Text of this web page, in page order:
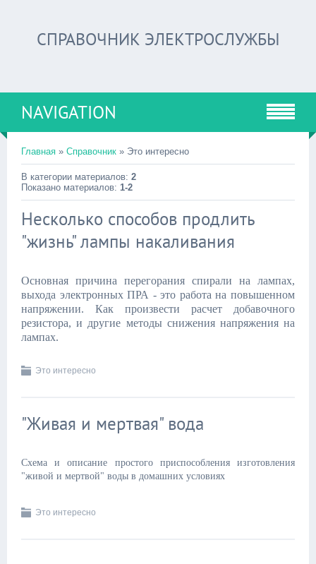
СПРАВОЧНИК ЭЛЕКТРОСЛУЖБЫ
NAVIGATION
Главная » Справочник » Это интересно
В категории материалов: 2
Показано материалов: 1-2
Несколько способов продлить
"жизнь" лампы накаливания
Основная причина перегорания спирали на лампах,
выхода электронных ПРА - это работа на повышенном
напряжении. Как произвести расчет добавочного
резистора, и другие методы снижения напряжения на
лампах.
Это интересно
"Живая и мертвая" вода
Схема и описание простого приспособления изготовления
"живой и мертвой" воды в домашних условиях
Это интересно